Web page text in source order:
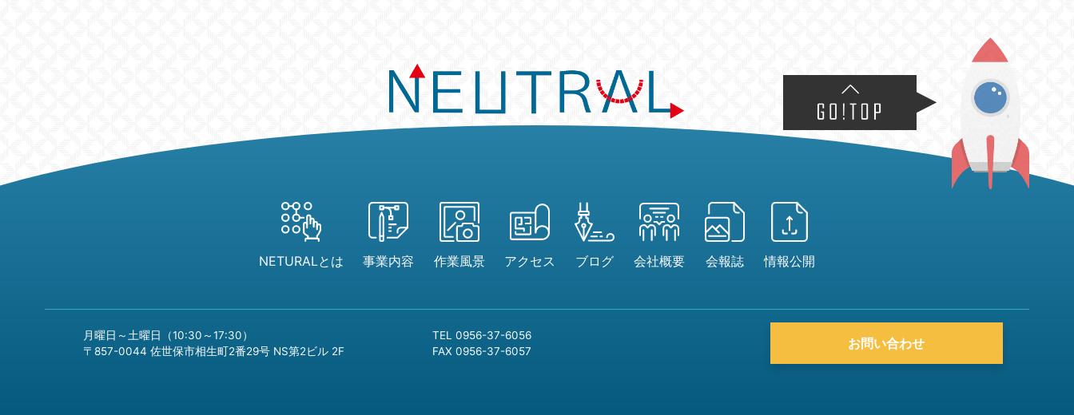
NETURALとは 事業内容 作業風景 アクセス ブログ 会社概要 会報誌 情報公開
お問い合わせ
月曜日～土曜日（10:30～17:30）
〒857-0044 佐世保市相生町2番29号 NS第2ビル 2F
TEL 0956-37-6056
FAX 0956-37-6057